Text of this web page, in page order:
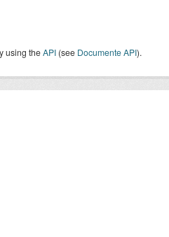
using theAPI (see Documente API).